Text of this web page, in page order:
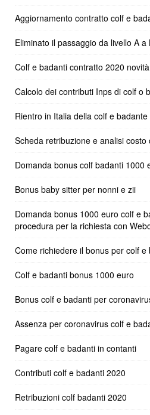
Aggiornamento contratto colf e
Eliminato il passaggio da livello A a
Colf e badanti contratto 2020
Calcolo dei contributi Inps di colf o
Rientro in Italia della colf e badante
Scheda retribuzione e analisi costo
Domanda bonus colf badanti 1000
Bonus baby sitter per nonni e zii
Domanda bonus 1000 euro colf e
procedura per la richiesta con
Come richiedere il bonus per colf
Colf e badanti bonus 1000 euro
Bonus colf e badanti per
Assenza per coronavirus colf e
Pagare colf e badanti in contanti
Contributi colf e badanti 2020
Retribuzioni colf badanti 2020